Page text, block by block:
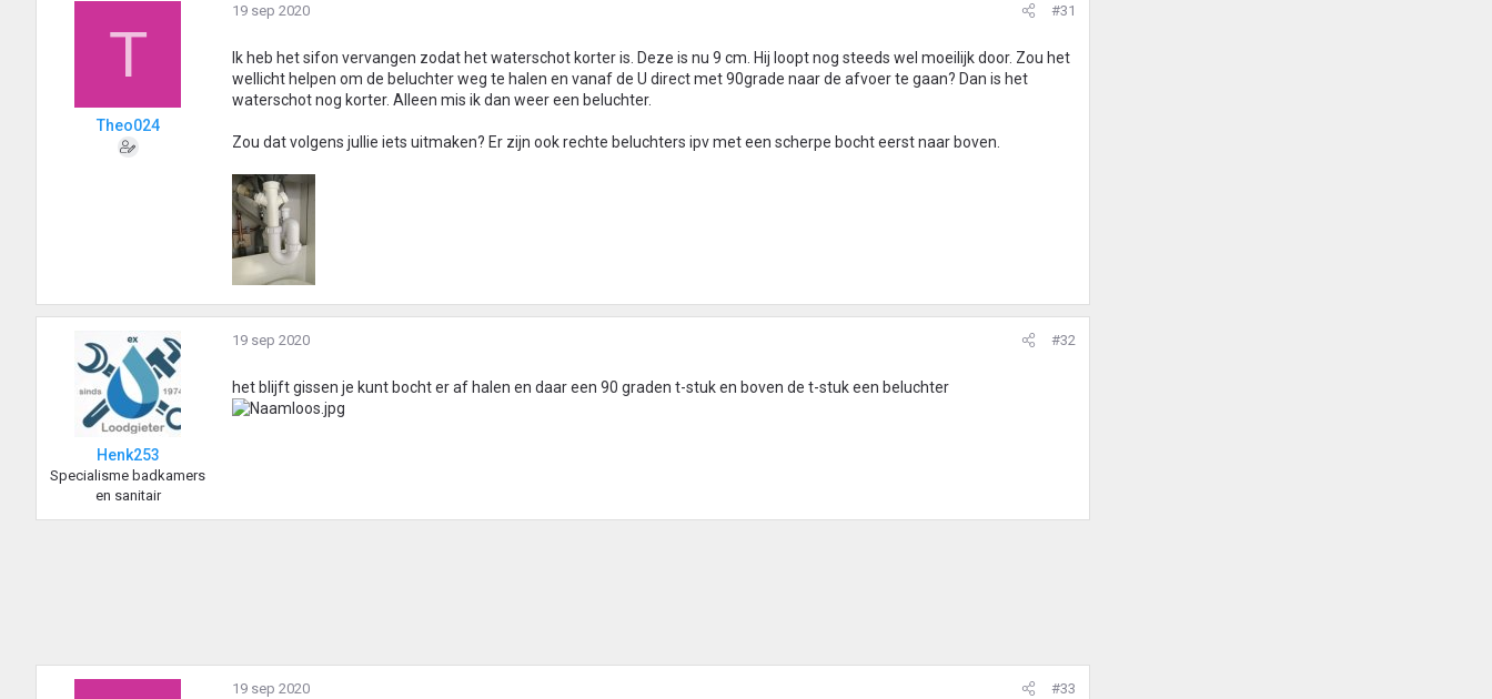
T
Theo024
19 sep 2020 #31
Ik heb het sifon vervangen zodat het waterschot korter is. Deze is nu 9 cm. Hij loopt nog steeds wel moeilijk door. Zou het
wellicht helpen om de beluchter weg te halen en vanaf de U direct met 90grade naar de afvoer te gaan? Dan is het
waterschot nog korter. Alleen mis ik dan weer een beluchter.
Zou dat volgens jullie iets uitmaken? Er zijn ook rechte beluchters ipv met een scherpe bocht eerst naar boven.
Henk253
Specialisme badkamers
en sanitair
19 sep 2020 #32
het blijft gissen je kunt bocht er af halen en daar een 90 graden t-stuk en boven de t-stuk een beluchter
19 sep 2020 #33